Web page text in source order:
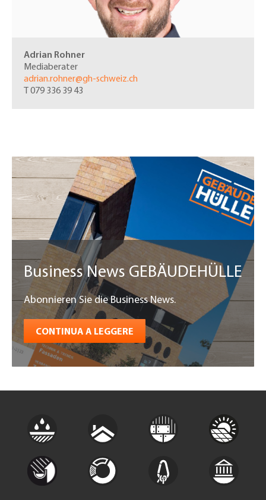
Adrian Rohner
Mediaberater
adrian.rohner@gh-schweiz.ch
079 336 39 43
Business News GEBÄUDEHÜLLE
Abonnieren Sie die Business News.
CONTINUA A LEGGERE